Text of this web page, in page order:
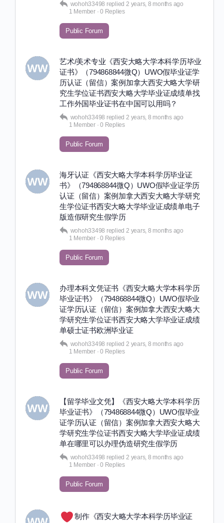
wohoh33498 replied 2 years, 8 months ago
1 Member · 0 Replies
Public Forum
艺术/美术专业《西安大略大学本科学历毕业
证书》（794868844微Q）UWO假毕业证学
历认证（留信）案例加拿大西安大略大学研
究生学位证书西安大略大学毕业证成绩单找
工作外国毕业证书在中国可以用吗？
wohoh33498 replied 2 years, 8 months ago
1 Member · 0 Replies
Public Forum
海牙认证《西安大略大学本科学历毕业证
书》（794868844微Q）UWO假毕业证学历
认证（留信）案例加拿大西安大略大学研究
生学位证书西安大略大学毕业证成绩单电子
版造假研究生假学历
wohoh33498 replied 2 years, 8 months ago
1 Member · 0 Replies
Public Forum
办理本科文凭证书《西安大略大学本科学历
毕业证书》（794868844微Q）UWO假毕业
证学历认证（留信）案例加拿大西安大略大
学研究生学位证书西安大略大学毕业证成绩
单硕士证书欧洲毕业证
wohoh33498 replied 2 years, 8 months ago
1 Member · 0 Replies
Public Forum
【留学毕业文凭】《西安大略大学本科学历
毕业证书》（794868844微Q）UWO假毕业
证学历认证（留信）案例加拿大西安大略大
学研究生学位证书西安大略大学毕业证成绩
单在哪里可以办理伪造研究生假学历
wohoh33498 replied 2 years, 8 months ago
1 Member · 0 Replies
Public Forum
制作《西安大略大学本科学历毕业证